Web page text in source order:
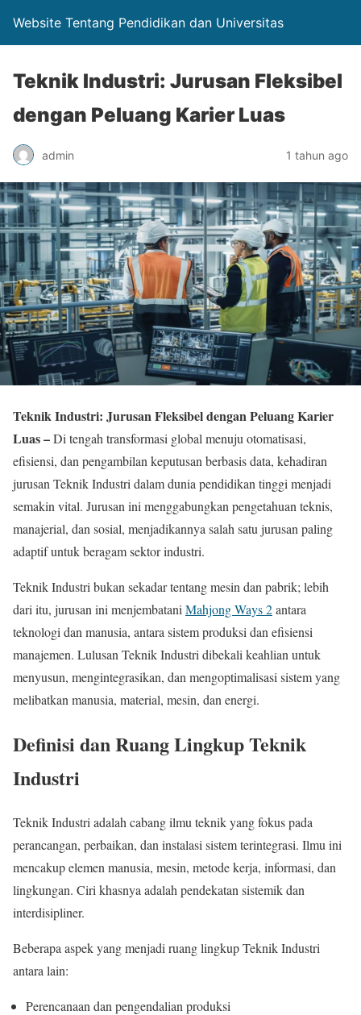
Website Tentang Pendidikan dan Universitas
Teknik Industri: Jurusan Fleksibel
dengan Peluang Karier Luas
admin 1 tahun ago
Teknik Industri: Jurusan Fleksibel dengan Peluang Karier
Luas –Di tengah transformasi global menuju otomatisasi,
efisiensi, dan pengambilan keputusan berbasis data, kehadiran
jurusan Teknik Industri dalam dunia pendidikan tinggi menjadi
semakin vital. Jurusan ini menggabungkan pengetahuan teknis,
manajerial, dan sosial, menjadikannya salah satu jurusan paling
adaptif untuk beragam sektor industri.
Teknik Industri bukan sekadar tentang mesin dan pabrik; lebih
dari itu, jurusan ini menjembatani Mahjong Ways 2antara
teknologi dan manusia, antara sistem produksi dan efisiensi
manajemen. Lulusan Teknik Industri dibekali keahlian untuk
menyusun, mengintegrasikan, dan mengoptimalisasi sistem yang
melibatkan manusia, material, mesin, dan energi.
Definisi dan Ruang Lingkup Teknik
Industri
Teknik Industri adalah cabang ilmu teknik yang fokus pada
perancangan, perbaikan, dan instalasi sistem terintegrasi. Ilmu ini
mencakup elemen manusia, mesin, metode kerja, informasi, dan
lingkungan. Ciri khasnya adalah pendekatan sistemik dan
interdisipliner.
Beberapa aspek yang menjadi ruang lingkup Teknik Industri
antara lain:
Perencanaan dan pengendalian produksi